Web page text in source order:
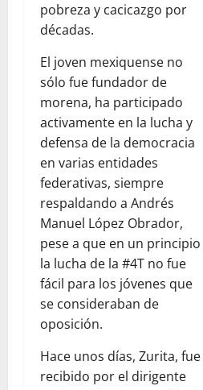
pobreza y cacicazgo por
décadas.
El joven mexiquense no
sólo fue fundador de
morena, ha participado
activamente en la lucha y
defensa de la democracia
en varias entidades
federativas, siempre
respaldando a Andrés
Manuel López Obrador,
pese a que en un principio
la lucha de la #4T no fue
fácil para los jóvenes que
se consideraban de
oposición.
Hace unos días, Zurita, fue
recibido por el dirigente